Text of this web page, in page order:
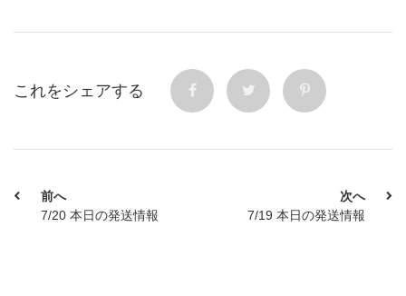
これをシェアする
前へ
7/20 本日の発送情報
次へ
7/19 本日の発送情報